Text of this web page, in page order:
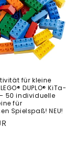
für kleine
DUPLO® KiTa-
50 individuelle
für
Spielspaß! NEU!